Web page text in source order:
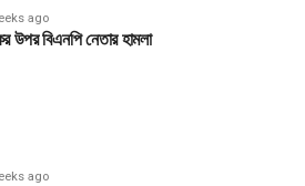
ago
উপর বিএনপি নেতার হামলা
ago